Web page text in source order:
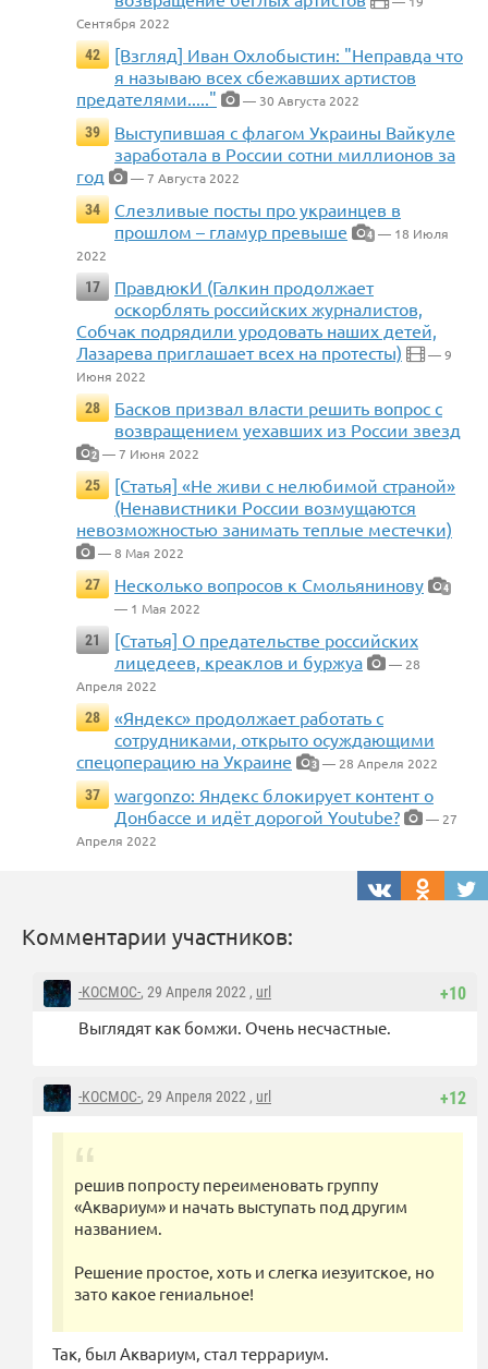
Сентября 2022
42
[Взгляд] Иван Охлобыстин: "Неправда что
я называю всех сбежавших артистов
предателями....."
— 30 Августа 2022
39
Выступившая с флагом Украины Вайкуле
заработала в России сотни миллионов за
год
— 7 Августа 2022
34
Слезливые посты про украинцев в
прошлом – гламур превыше
4 — 18 Июля
2022
17
ПравдюкИ (Галкин продолжает
оскорблять российских журналистов,
Собчак подрядили уродовать наших детей,
Лазарева приглашает всех на протесты)
— 9
Июня 2022
28
Басков призвал власти решить вопрос с
возвращением уехавших из России звезд
2 — 7 Июня 2022
25
[Статья] «Не живи с нелюбимой страной»
(Ненавистники России возмущаются
невозможностью занимать теплые местечки)
— 8 Мая 2022
27
Несколько вопросов к Смольянинову 4
— 1 Мая 2022
21
[Статья] О предательстве российских
лицедеев, креаклов и буржуа
— 28
Апреля 2022
28
«Яндекс» продолжает работать с
сотрудниками, открыто осуждающими
спецоперацию на Украине
3 — 28 Апреля 2022
37
wargonzo: Яндекс блокирует контент о
Донбассе и идёт дорогой Youtube?
— 27
Апреля 2022
Комментарии участников:
+10
-KOCMOC-, 29 Апреля 2022 , url
Выглядят как бомжи. Очень несчастные.
+12
-KOCMOC-, 29 Апреля 2022 , url
решив попросту переименовать группу
«Аквариум» и начать выступать под другим
названием.
Решение простое, хоть и слегка иезуитское, но
зато какое гениальное!
Так, был Аквариум, стал террариум.